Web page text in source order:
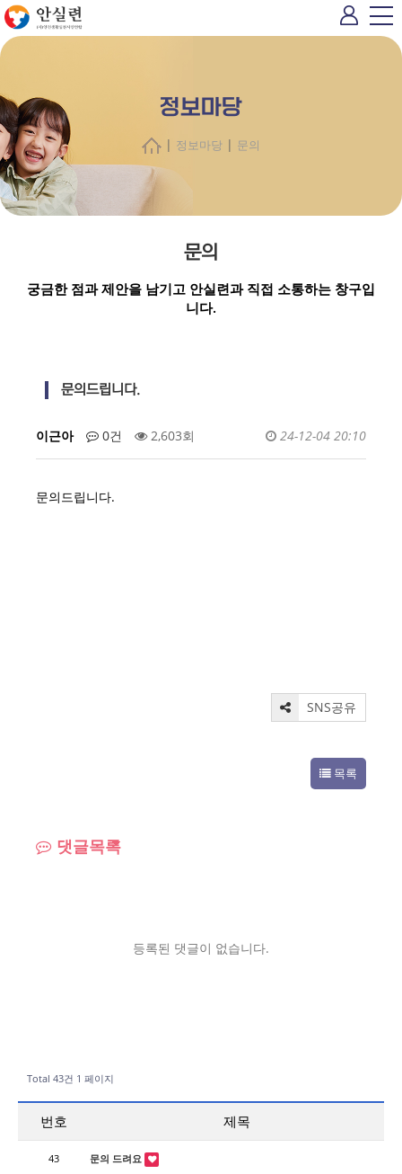
정보마당
| 정보마당 | 문의
문의
궁금한 점과 제안을 남기고 안실련과 직접 소통하는 창구입
니다.
문의드립니다.
이근아 0건 2,603회 24-12-04 20:10
문의드립니다.
SNS공유
목록
댓글목록
등록된 댓글이 없습니다.
Total 43건 1 페이지
번호 제목
43 문의 드려요